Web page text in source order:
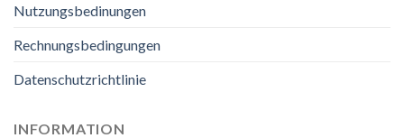
Nutzungsbedinungen
Rechnungsbedingungen
Datenschutzrichtlinie
INFORMATION